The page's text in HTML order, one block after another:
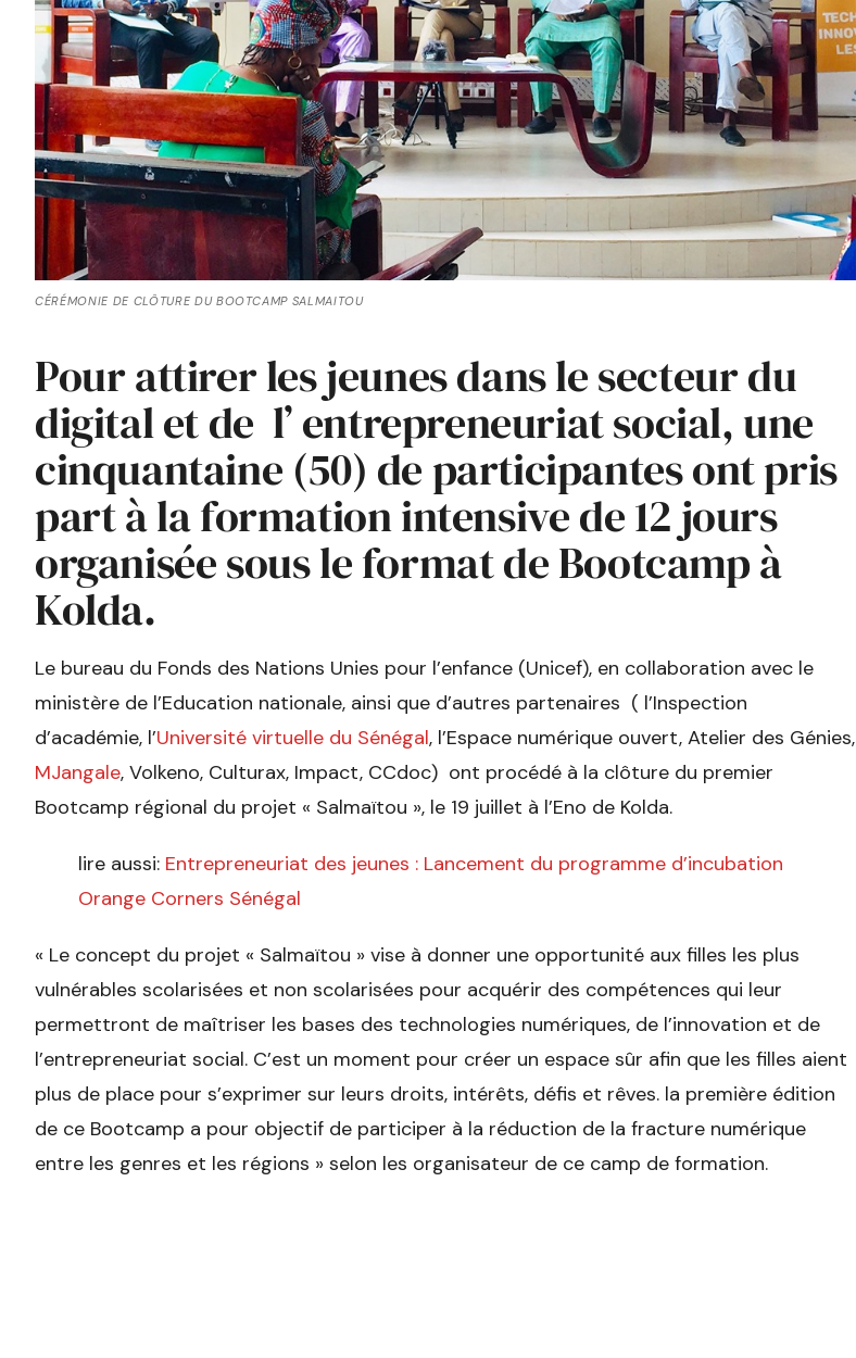
CÉRÉMONIE DE CLÔTURE DU BOOTCAMP SALMAITOU
Pour attirer les jeunes dans le secteur du
digital et de l’ entrepreneuriat social, une
cinquantaine (50) de participantes ont pris
part à la formation intensive de 12 jours
organisée sous le format de Bootcamp à
Kolda.
Le bureau du Fonds des Nations Unies pour l’enfance (Unicef), en collaboration avec le
ministère de l’Education nationale, ainsi que d’autres partenaires ( l’Inspection
d’académie, l’Université virtuelle du Sénégal, l’Espace numérique ouvert, Atelier des Génies,
MJangale, Volkeno, Culturax, Impact, CCdoc) ont procédé à la clôture du premier
Bootcamp régional du projet « Salmaïtou », le 19 juillet à l’Eno de Kolda.
lire aussi: Entrepreneuriat des jeunes : Lancement du programme d’incubation
Orange Corners Sénégal
« Le concept du projet « Salmaïtou » vise à donner une opportunité aux filles les plus
vulnérables scolarisées et non scolarisées pour acquérir des compétences qui leur
permettront de maîtriser les bases des technologies numériques, de l’innovation et de
l’entrepreneuriat social. C’est un moment pour créer un espace sûr afin que les filles aient
plus de place pour s’exprimer sur leurs droits, intérêts, défis et rêves. la première édition
de ce Bootcamp a pour objectif de participer à la réduction de la fracture numérique
entre les genres et les régions » selon les organisateur de ce camp de formation.